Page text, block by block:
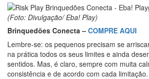
(Foto: Divulgação/ Eba! Play)
Brinquedões Conecta – COMPRE AQUI
Lembre-se: os pequenos precisam se
na prática todos os seus limites e ainda
sentidos. Mas, é claro, sempre com muita
consistência e de acordo com cada limitação.